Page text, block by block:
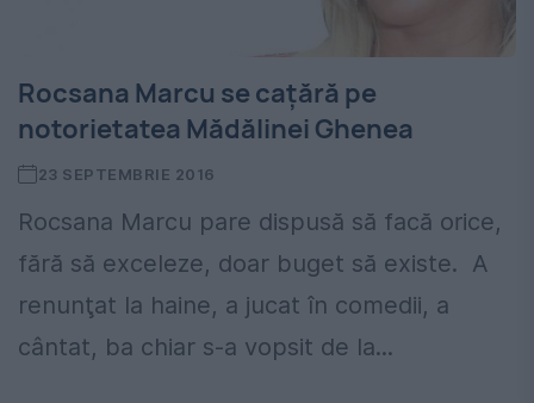
Rocsana Marcu se cațără pe
notorietatea Mădălinei Ghenea
23 SEPTEMBRIE 2016
Rocsana Marcu pare dispusă să facă orice,
fără să exceleze, doar buget să existe. A
renunţat la haine, a jucat în comedii, a
cântat, ba chiar s-a vopsit de la...